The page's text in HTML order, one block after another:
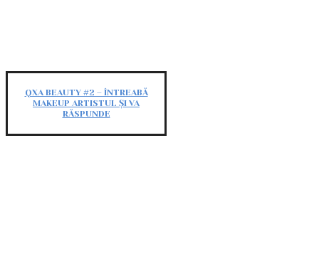
QXA BEAUTY #2 – ÎNTREABĂ
MAKEUP ARTISTUL ȘI VA
RĂSPUNDE